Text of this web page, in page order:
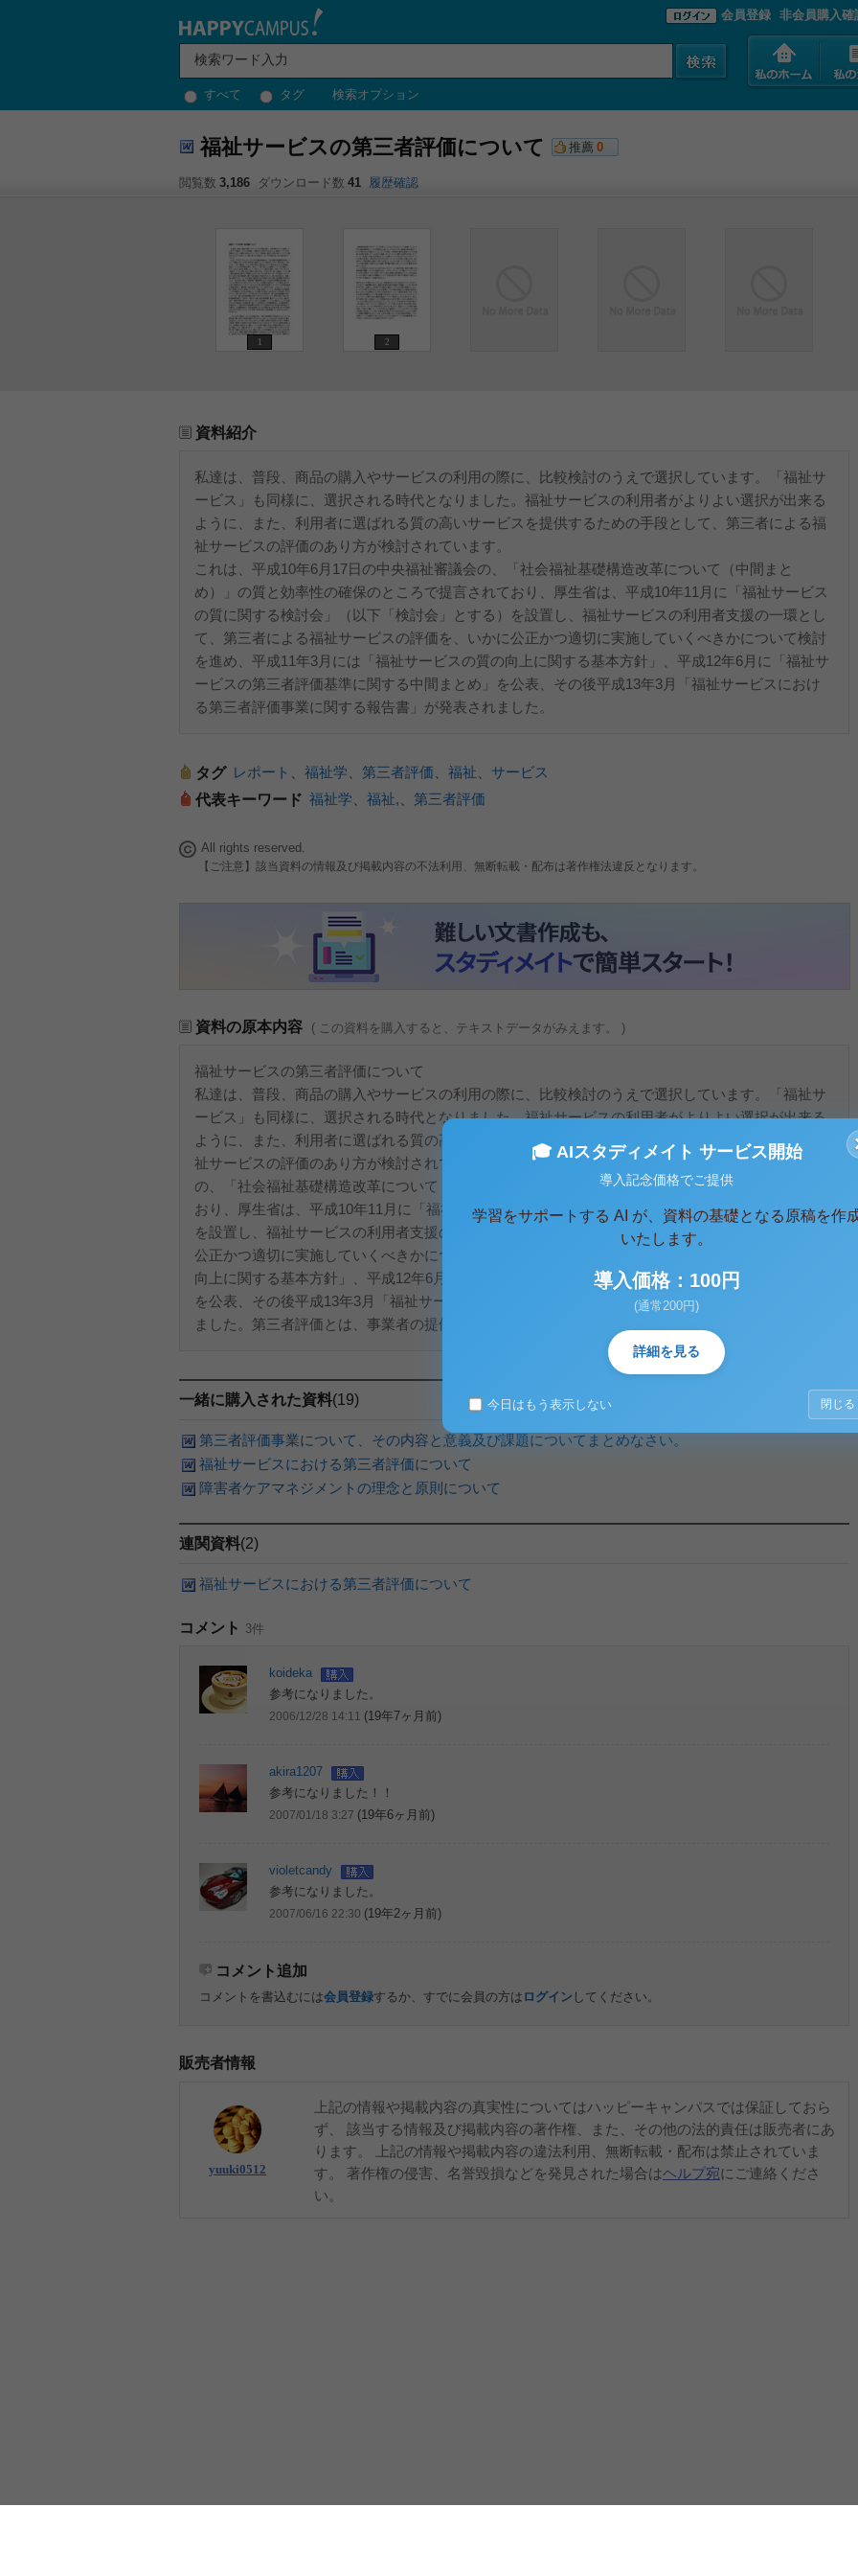
すべて タグ 検索オプション
会員登録 非会員購入確
福祉サービスの第三者評価について 推薦 0
閲覧数 3,186 ダウンロード数 41 履歴確認
1 2
資料紹介
私達は、普段、商品の購入やサービスの利用の際に、比較検討のうえで選択しています。「福祉サ
ービス」も同様に、選択される時代となりました。福祉サービスの利用者がよりよい選択が出来る
ように、また、利用者に選ばれる質の高いサービスを提供するための手段として、第三者による福
祉サービスの評価のあり方が検討されています。
これは、平成10年6月17日の中央福祉審議会の、「社会福祉基礎構造改革について（中間まと
め）」の質と効率性の確保のところで提言されており、厚生省は、平成10年11月に「福祉サービス
の質に関する検討会」（以下「検討会」とする）を設置し、福祉サービスの利用者支援の一環とし
て、第三者による福祉サービスの評価を、いかに公正かつ適切に実施していくべきかについて検討
を進め、平成11年3月には「福祉サービスの質の向上に関する基本方針」、平成12年6月に「福祉サ
ービスの第三者評価基準に関する中間まとめ」を公表、その後平成13年3月「福祉サービスにおけ
る第三者評価事業に関する報告書」が発表されました。
タグ レポート 福祉学 第三者評価 福祉
サービス
代表キーワード 福祉学 福祉, 第三者評価
All rights reserved.
【ご注意】該当資料の情報及び掲載内容の不法利用、無断転載・配布は著作権法違反となります。
資料の原本内容 ( この資料を購入すると、テキストデータがみえます。 )
福祉サービスの第三者評価について
私達は、普段、商品の購入やサービスの利用の際に、比較検討のうえで選択しています。「福祉サ
ービス」も同様に、選択される時代となりました。福祉サービスの利用者がよりよい選択が出来る
ように、また、利用者に選ばれる質の高いサービスを提供するための手段として、第三者による福
祉サービスの評価のあり方が検討されています。 これは、平成10年6月17日の中央福祉審議会
の、「社会福祉基礎構造改革について（中間まとめ）」の質と効率性の確保のところで提言されて
おり、厚生省は、平成10年11月に「福祉サービスの質に関する検討会」（以下「検討会」とする）
を設置し、福祉サービスの利用者支援の一環として、第三者による福祉サービスの評価を、いかに
公正かつ適切に実施していくべきかについて検討を進め、平成11年3月には「福祉サービスの質の
向上に関する基本方針」、平成12年6月に「福祉サービスの第三者評価基準に関する中間まとめ」
を公表、その後平成13年3月「福祉サービスにおける第三者評価事業に関する報告書」が発表され
ました。第三者評価とは、事業者の提供するサービスを当事者（事業者及び利用...
一緒に購入された資料(19)
第三者評価事業について、その内容と意義及び課題についてまとめなさい。
福祉サービスにおける第三者評価について
障害者ケアマネジメントの理念と原則について
連関資料(2)
福祉サービスにおける第三者評価について
コメント 3件
koideka
参考になりました。
2006/12/28 14:11 (19年7ヶ月前)
akira1207
参考になりました！！
2007/01/18 3:27 (19年6ヶ月前)
violetcandy
参考になりました。
2007/06/16 22:30 (19年2ヶ月前)
コメント追加
コメントを書込むには会員登録するか、すでに会員の方は ログイン してください。
販売者情報
yuuki0512
上記の情報や掲載内容の真実性についてはハッピーキャンパスでは保証しておら
ず、 該当する情報及び掲載内容の著作権、また、その他の法的責任は販売者にあ
ります。 上記の情報や掲載内容の違法利用、無断転載・配布は禁止されていま
す。 著作権の侵害、名誉毀損などを発見された場合はヘルプ宛にご連絡くださ
い。
🎓 AIスタディメイト サービス開始
導入記念価格でご提供
学習をサポートする AI が、資料の基礎となる原稿を作
いたします。
導入価格：100円
(通常200円)
詳細を見る
今日はもう表示しない 閉じる